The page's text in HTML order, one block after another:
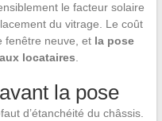
le facteur solaire
du vitrage. Le coût
fenêtre neuve, et la pose
locataires.
la pose
d’étanchéité du châssis.